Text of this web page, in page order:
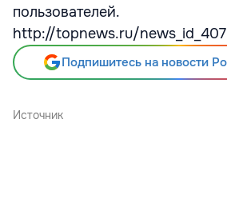
пользователей.
http://topnews.ru/
Подпишитесь на новости
Источник